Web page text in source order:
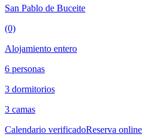
San Pablo de Buceite
(0)
Alojamiento entero
6 personas
3 dormitorios
3 camas
Calendario verificadoReserva online